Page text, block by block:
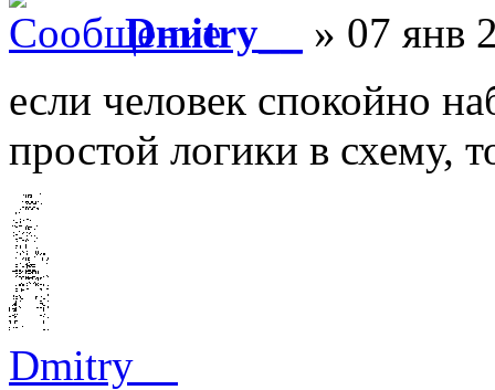
Dmitry__
» 07 янв
если человек спокойно
простой логики в схему,
Dmitry__